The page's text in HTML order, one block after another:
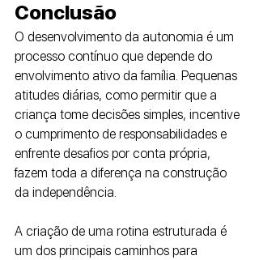
Conclusão
O desenvolvimento da autonomia é um
processo contínuo que depende do
envolvimento ativo da família. Pequenas
atitudes diárias, como permitir que a
criança tome decisões simples, incentive
o cumprimento de responsabilidades e
enfrente desafios por conta própria,
fazem toda a diferença na construção
da independência.
A criação de uma rotina estruturada é
um dos principais caminhos para